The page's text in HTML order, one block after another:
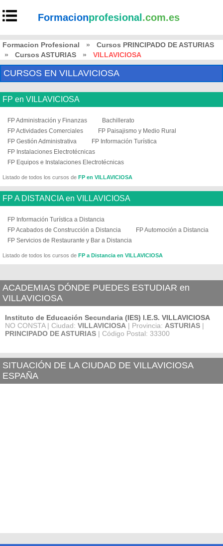
Formacionprofesional .com.es
Formacion Profesional »
Cursos PRINCIPADO DE ASTURIAS
»
Cursos ASTURIAS » VILLAVICIOSA
CURSOS EN VILLAVICIOSA
FP en VILLAVICIOSA
FP Administración y Finanzas
Bachillerato
FP Actividades Comerciales
FP Paisajismo y Medio Rural
FP Gestión Administrativa
FP Información Turística
FP Instalaciones Electrotécnicas
FP Equipos e Instalaciones Electrotécnicas
Listado de todos los cursos de FP en VILLAVICIOSA
FP A DISTANCIA en VILLAVICIOSA
FP Información Turística a Distancia
FP Acabados de Construcción a Distancia
FP Automoción a Distancia
FP Servicios de Restaurante y Bar a Distancia
Listado de todos los cursos de FP a Distancia en VILLAVICIOSA
ACADEMIAS DÓNDE PUEDES ESTUDIAR en
VILLAVICIOSA
Instituto de Educación Secundaria (IES) I.E.S. VILLAVICIOSA
NO CONSTA | Ciudad: VILLAVICIOSA | Provincia: ASTURIAS |
PRINCIPADO DE ASTURIAS | Código Postal: 33300
SITUACIÓN DE LA CIUDAD DE VILLAVICIOSA
ESPAÑA